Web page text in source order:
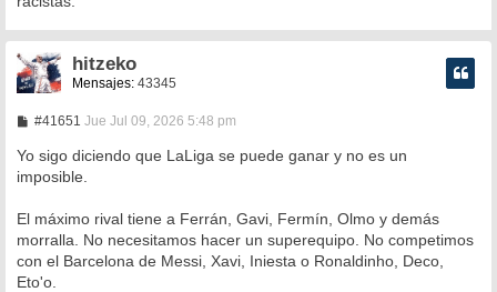
hitzeko
Mensajes: 43345
#41651 M
n
s
a
Jue Jul 09, 2026 5:48 pm
Yo sigo diciendo que LaLiga se puede ganar y no es un
imposible.
El máximo rival tiene a Ferrán, Gavi, Fermín, Olmo y demás
morralla. No necesitamos hacer un superequipo. No competimos
con el Barcelona de Messi, Xavi, Iniesta o Ronaldinho, Deco,
Eto'o.